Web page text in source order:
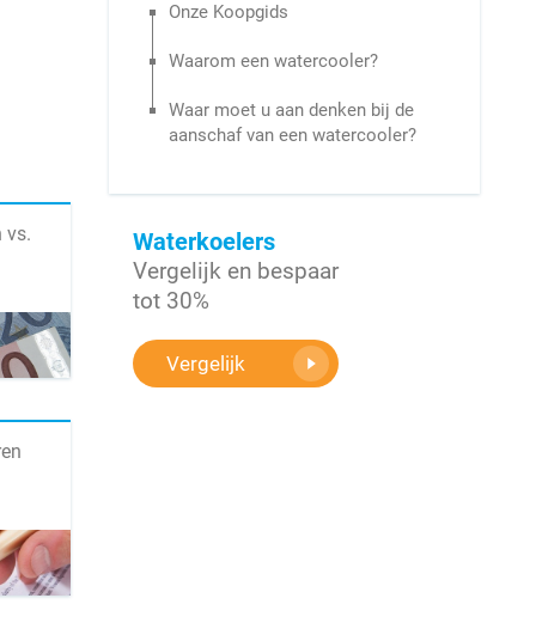
vs.
Onze Koopgids
Waarom een watercooler?
Waar moet u aan denken bij de
aanschaf van een watercooler?
Waterkoelers
Vergelijk en bespaar
tot 30%
Vergelijk